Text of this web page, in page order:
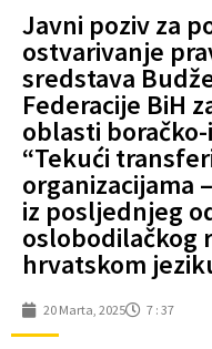
Javni poziv za
ostvarivanje
sredstava
Federacije BiH
oblasti
“Tekući
organizacijama
iz posljednjeg
oslobodilačkog
hrvatskom
20 Marta, 2025 7 : 37